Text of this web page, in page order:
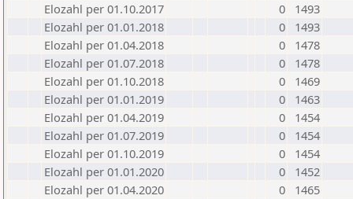
Elozahl per 01.10.2017
0
1493
Elozahl per 01.01.2018
0
1493
Elozahl per 01.04.2018
0
1478
Elozahl per 01.07.2018
0
1478
Elozahl per 01.10.2018
0
1469
Elozahl per 01.01.2019
0
1463
Elozahl per 01.04.2019
0
1454
Elozahl per 01.07.2019
0
1454
Elozahl per 01.10.2019
0
1454
Elozahl per 01.01.2020
0
1452
Elozahl per 01.04.2020
0
1465